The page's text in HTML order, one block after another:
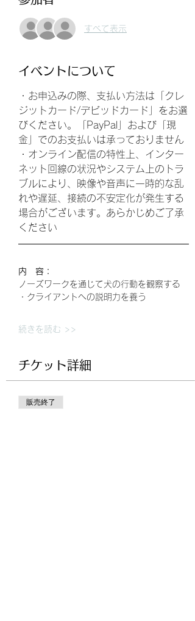
すべて表示
イベントについて
・お申込みの際、支払い方法は「クレ
ジットカード/デビッドカード」をお選
びください。「PayPal」および「現
金」でのお支払いは承っておりません
・オンライン配信の特性上、インター
ネット回線の状況やシステム上のトラ
ブルにより、映像や音声に一時的な乱
れや遅延、接続の不安定化が発生する
場合がございます。あらかじめご了承
ください
内　容：
ノーズワークを通じて犬の行動を観察する
・クライアントへの説明力を養う
続きを読む >>
チケット詳細
販売終了